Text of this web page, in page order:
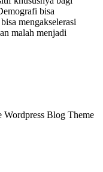
bisa
mengakselerasi
malah menjadi
Wordpress Blog Theme